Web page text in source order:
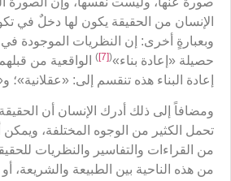
الإنسان من الحقيقة يكون لها دخلٌ في
وبعبارةٍ أخرى: إن النظريات الموجودة
حصيلة «إعادة بناء»(
[7]
)
الواقعية من
إعادة البناء هذه تنقسم إلى: «عقلانية»؛
ومضافاً إلى ذلك أدرك الإنسان أن
تحمل الكثير من الوجوه المختلفة، ويمكن
من القراءات والتفاسير والنظريات
من هذه الناحية بين الطبيعة والشريعة،